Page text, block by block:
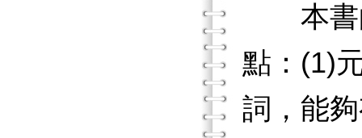
本書的
點：(1)
詞，能